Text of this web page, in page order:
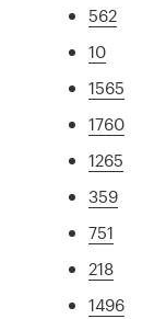
562
10
1565
1760
1265
359
751
218
1496